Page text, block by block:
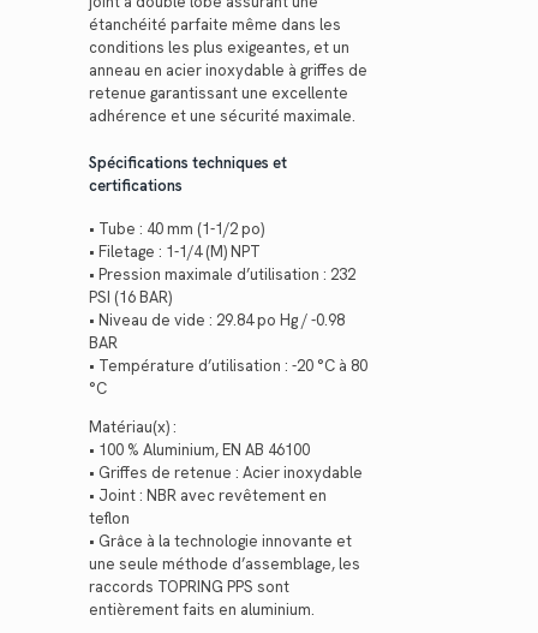
étanchéité parfaite même dans les
conditions les plus exigeantes, et un
anneau en acier inoxydable à griffes de
retenue garantissant une excellente
adhérence et une sécurité maximale.
Spécifications techniques et
certifications
• Tube : 40 mm (1-1/2 po)
• Filetage : 1-1/4 (M) NPT
• Pression maximale d’utilisation : 232
PSI (16 BAR)
• Niveau de vide : 29.84 po Hg / -0.98
BAR
• Température d’utilisation : -20 °C à 80
°C
Matériau(x) :
• 100 % Aluminium, EN AB 46100
• Griffes de retenue : Acier inoxydable
• Joint : NBR avec revêtement en
teflon
• Grâce à la technologie innovante et
une seule méthode d’assemblage, les
raccords TOPRING PPS sont
entièrement faits en aluminium.